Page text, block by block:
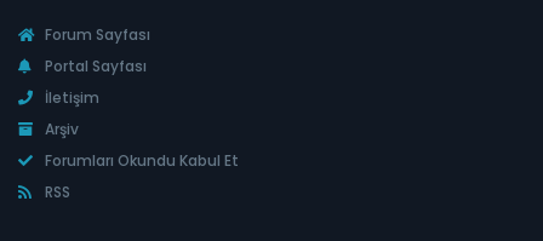
Forum Sayfası
Portal Sayfası
İletişim
Arşiv
Forumları Okundu Kabul Et
RSS